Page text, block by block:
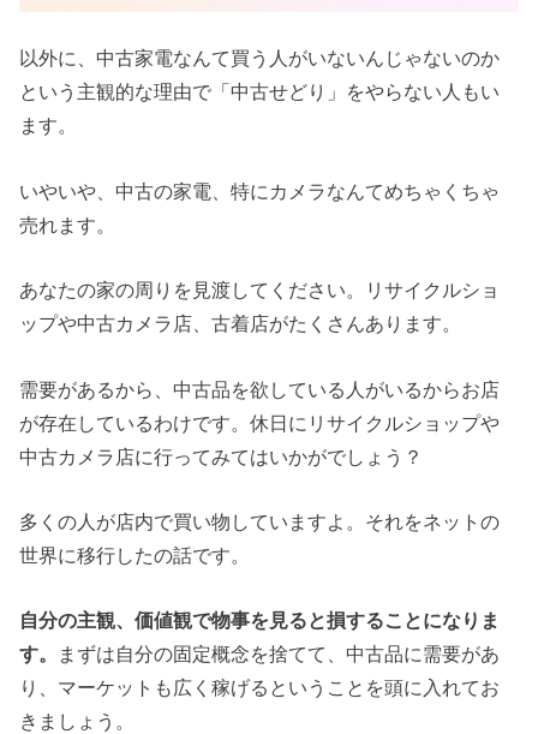
以外に、中古家電なんて買う人がいないんじゃないのか
という主観的な理由で「中古せどり」をやらない人もい
ます。
いやいや、中古の家電、特にカメラなんてめちゃくちゃ
売れます。
あなたの家の周りを見渡してください。リサイクルショ
ップや中古カメラ店、古着店がたくさんあります。
需要があるから、中古品を欲している人がいるからお店
が存在しているわけです。休日にリサイクルショップや
中古カメラ店に行ってみてはいかがでしょう？
多くの人が店内で買い物していますよ。それをネットの
世界に移行したの話です。
自分の主観、価値観で物事を見ると損することになりま
す。
まずは自分の固定概念を捨てて、中古品に需要があ
り、マーケットも広く稼げるということを頭に入れてお
きましょう。